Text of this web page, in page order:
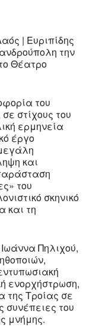
| Ευριπίδης
την
Θέατρο
του
στίχους του
ερμηνεία
έργο
και
του
σκηνικό
και τη
Πηλιχού,
ενορχήστρωση,
της Τροίας σε
συνέπειες του
μνήμης.